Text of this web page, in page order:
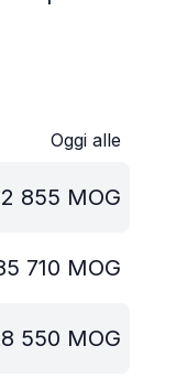
Oggi alle
855 MOG
710 MOG
550 MOG